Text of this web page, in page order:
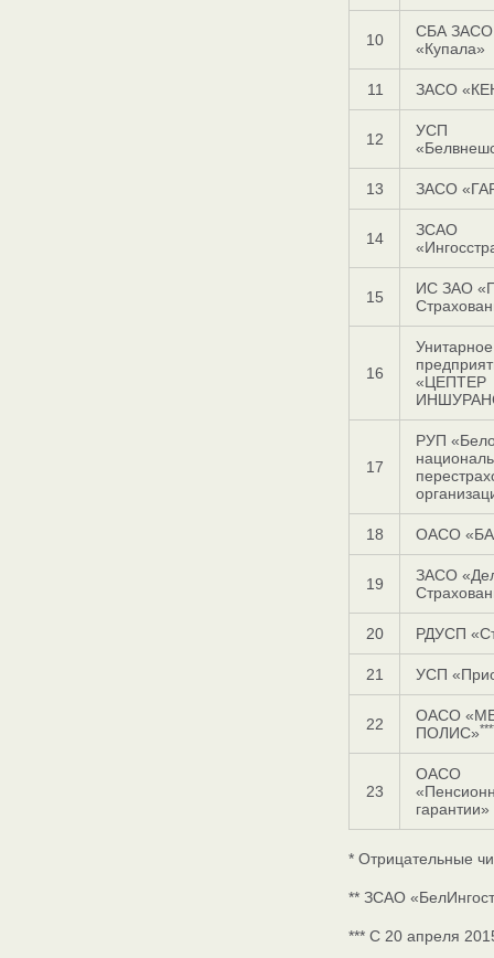
10
СБА ЗАСО
«Купала»
11 ЗАСО
12
УСП
13 ЗАСО
14
ЗСАО
15
ИС ЗАО
16
Унитарное
«ЦЕПТЕР
17
РУП
18 ОАСО
19
ЗАСО
20 РДУСП
21 УСП
22
ОАСО
ПОЛИС»
23
ОАСО
гарантии»
* Отрицательные
** ЗСАО
*** С 20 апреля